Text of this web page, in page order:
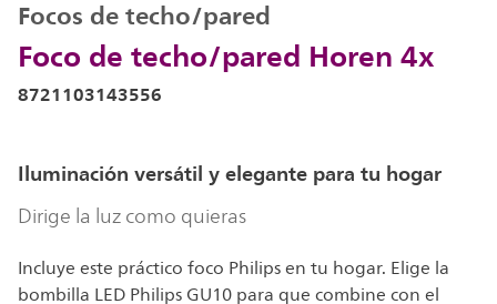
Foco de techo/pared Horen 4x
Focos de techo/pared
8721103143556
Iluminación versátil y elegante para tu hogar
Dirige la luz como quieras
Incluye este práctico foco Philips en tu hogar. Elige la
bombilla LED Philips GU10 para que combine con el